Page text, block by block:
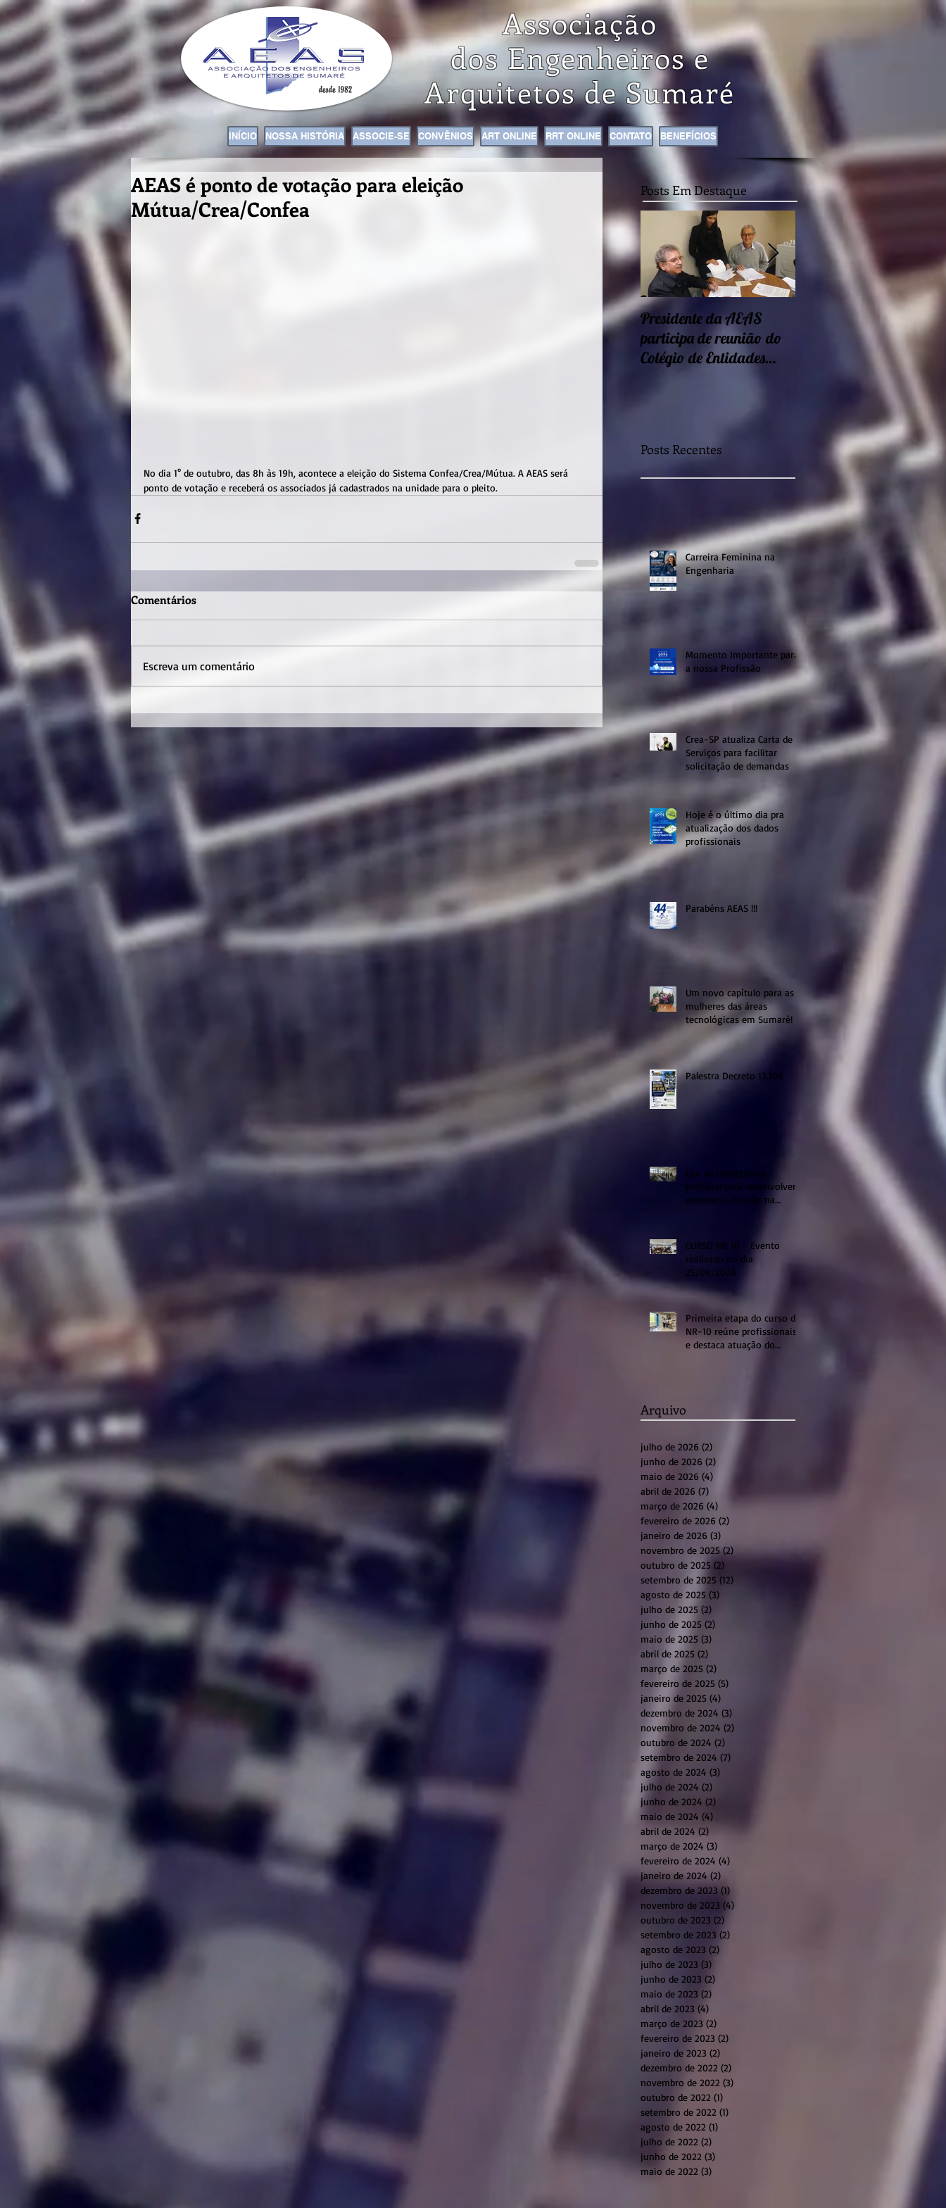
Associação
dos Engenheiros e
Arquitetos deSumaré
INÍCIO NOSSA HISTÓRIA ASSOCIE-SE CONVÊNIOS ART ONLINE RRT ONLINE CONTATO BENEFÍCIOS
AEAS é ponto de votação para eleição
Mútua/Crea/Confea
No dia 1° de outubro, das 8h às 19h, acontece a eleição do Sistema Confea/Crea/Mútua. A AEAS será
ponto de votação e receberá os associados já cadastrados na unidade para o pleito.
Comentários
Escreva um comentário
Posts Em Destaque
Presidente da AEAS
participa de reunião do
Colégio de Entidades
Encontros sobre Eficiência
energética e
sustentabilidade seguem
nessa semana
Posts Recentes
Carreira Feminina na
Engenharia
Momento Importante para
a nossa Profissão
Crea-SP atualiza Carta de
Serviços para facilitar
solicitação de demandas
Hoje é o último dia pra
atualização dos dados
profissionais
Parabéns AEAS !!!
Um novo capítulo para as
mulheres das áreas
tecnológicas em Sumaré!
Palestra Decreto 13.106
Uso da Inteligência
Artificial para desenvolver a
economia circular na
CURSO NR 10 - Evento
realizado no dia
25/04/2026.
Primeira etapa do curso de
NR-10 reúne profissionais
e destaca atuação do
Arquivo
julho de 2026 (2)
junho de 2026 (2)
maio de 2026 (4)
abril de 2026 (7)
março de 2026 (4)
fevereiro de 2026 (2)
janeiro de 2026 (3)
novembro de 2025 (2)
outubro de 2025 (2)
setembro de 2025 (12)
agosto de 2025 (3)
julho de 2025 (2)
junho de 2025 (2)
maio de 2025 (3)
abril de 2025 (2)
março de 2025 (2)
fevereiro de 2025 (5)
janeiro de 2025 (4)
dezembro de 2024 (3)
novembro de 2024 (2)
outubro de 2024 (2)
setembro de 2024 (7)
agosto de 2024 (3)
julho de 2024 (2)
junho de 2024 (2)
maio de 2024 (4)
abril de 2024 (2)
março de 2024 (3)
fevereiro de 2024 (4)
janeiro de 2024 (2)
dezembro de 2023 (1)
novembro de 2023 (4)
outubro de 2023 (2)
setembro de 2023 (2)
agosto de 2023 (2)
julho de 2023 (3)
junho de 2023 (2)
maio de 2023 (2)
abril de 2023 (4)
março de 2023 (2)
fevereiro de 2023 (2)
janeiro de 2023 (2)
dezembro de 2022 (2)
novembro de 2022 (3)
outubro de 2022 (1)
setembro de 2022 (1)
agosto de 2022 (1)
julho de 2022 (2)
junho de 2022 (3)
maio de 2022 (3)